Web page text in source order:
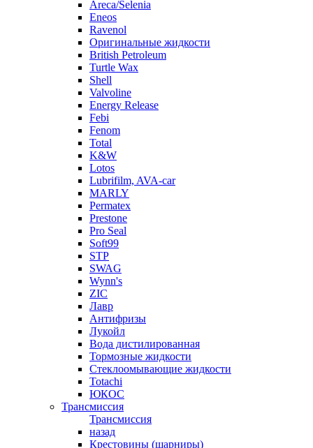
Areca/Selenia
Eneos
Ravenol
Оригинальные жидкости
British Petroleum
Turtle Wax
Shell
Valvoline
Energy Release
Febi
Fenom
Total
K&W
Lotos
Lubrifilm, AVA-car
MARLY
Permatex
Prestone
Pro Seal
Soft99
STP
SWAG
Wynn's
ZIC
Лавр
Антифризы
Лукойл
Вода дистилированная
Тормозные жидкости
Стеклоомывающие жидкости
Totachi
ЮКОС
Трансмиссия
Трансмиссия
назад
Крестовины (шарниры)